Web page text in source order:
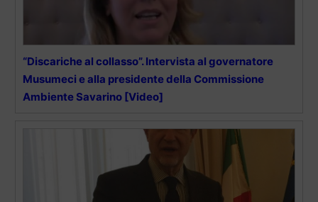
“Discariche al collasso”. Intervista al governatore
Musumeci e alla presidente della Commissione
Ambiente Savarino [Video]